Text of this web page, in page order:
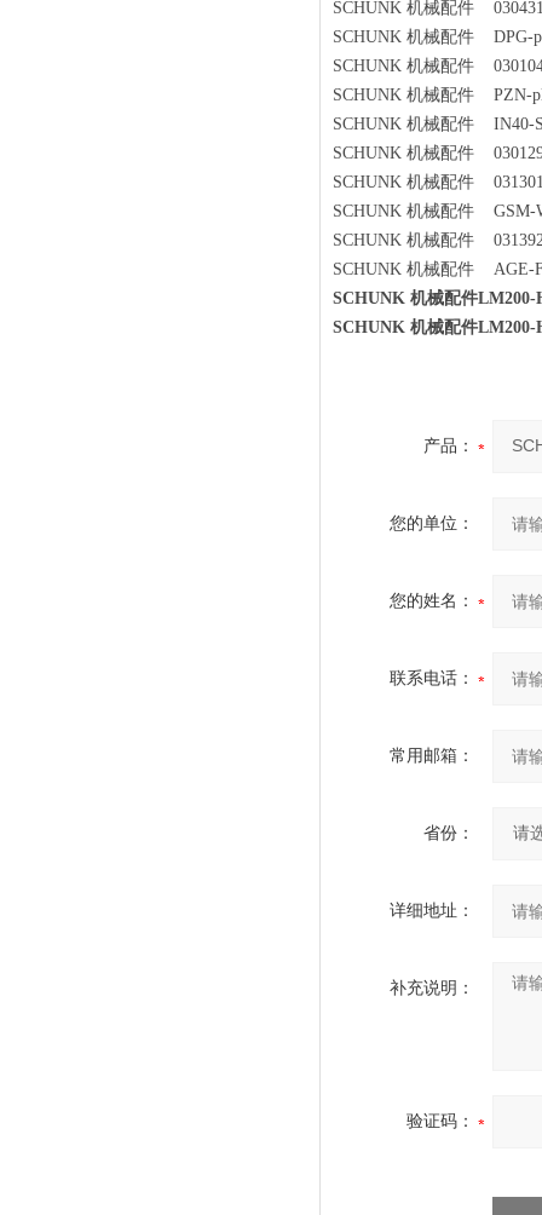
SCHUNK 机械配件
SCHUNK 机械配件 DPG-
SCHUNK 机械配件
SCHUNK 机械配件 PZN-
SCHUNK 机械配件 IN40-
SCHUNK 机械配件
SCHUNK 机械配件
SCHUNK 机械配件 GSM-
SCHUNK 机械配件
SCHUNK 机械配件 AGE-
SCHUNK 机械配件LM200-
SCHUNK 机械配件LM200-
产品：
您的单位：
您的姓名：
联系电话：
常用邮箱：
省份：
详细地址：
补充说明：
验证码：